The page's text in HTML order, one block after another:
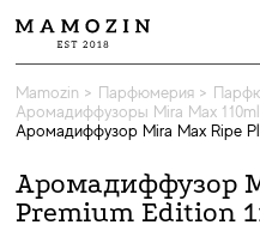
Mamozin > Парфюмерия >
Аромадиффузоры Mira Max 110ml
Аромадиффузор Mira Max Ripe
Аромадиффузор
Premium Edition